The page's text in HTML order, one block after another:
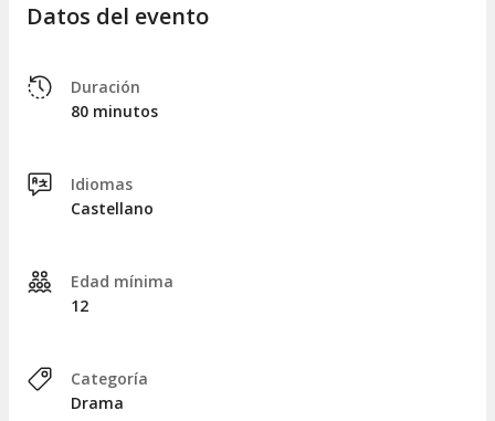
Diseño espacio escénico y atrezzo::
Espacio sonoro - arreglos musicales:
Vestuario / coreografía:
Fotografía:
Producción ejecutiva:
Datos del evento
Duración
80 minutos
Idiomas
Castellano
Edad mínima
12
Categoría
Drama